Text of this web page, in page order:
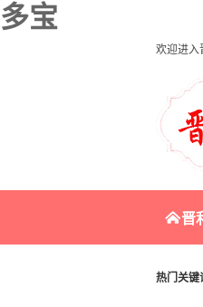
多宝
欢迎进入
晋
联系
热门关键